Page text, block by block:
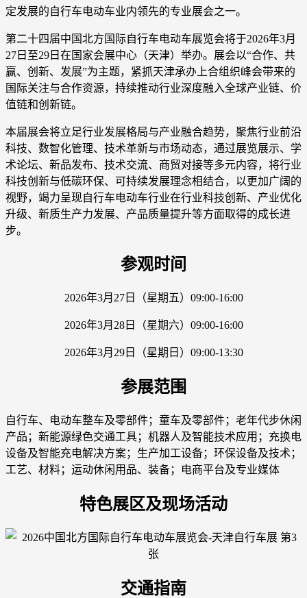
定发展的自行车电动车业内领先的专业展会之一。
第二十四届中国北方国际自行车电动车展览会将于2026年3月
27日至29日在国家会展中心（天津）举办。展会以“合作、共
赢、创新、发展”为主题，紧抓天津承办上合组织峰会带来的
国际关注与合作资源，持续推动行业深度融入全球产业链、价
值链和创新链。
本届展会将立足行业发展格局与产业融合趋势，聚焦行业前沿
科技、数智化管理、技术革新与市场动态，通过展览展示、学
术论坛、新品发布、技术交流、商贸对接等多元内容，将行业
科技创新与低碳环保、可持续发展理念相结合，以更加广阔的
视野，竭力呈现自行车电动车行业在行业科技创新、产业优化
升级、新质生产力发展、产品质量提升等方面取得的成长进
步。
参观时间
2026年3月27日（星期五）09:00-16:00
2026年3月28日（星期六）09:00-16:00
2026年3月29日（星期日）09:00-13:30
参展范围
自行车、电动车整车及零部件；童车及零部件；老年代步休闲
产品；新能源绿色交通工具；机器人及智能技术应用；充换电
设备及智能充电解决方案；生产加工设备；环保设备及技术；
工艺、材料；运动休闲用品、装备；电商平台及专业媒体
特色展区及现场活动
交通指南